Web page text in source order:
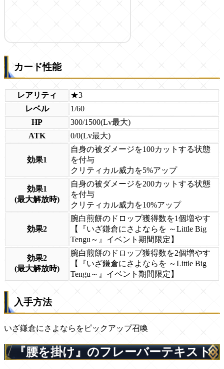
カード性能
レアリティ
★3
レベル
1/60
HP
300/1500(Lv最大)
ATK
0/0(Lv最大)
効果1
自身の被ダメージを100カットする状態
を付与
クリティカル威力を5%アップ
効果1
(最大解放時)
自身の被ダメージを200カットする状態
を付与
クリティカル威力を10%アップ
効果2
腕白煎餅のドロップ獲得数を1個増やす
【『いざ鎌倉にさよならを ～Little Big
Tengu～』イベント期間限定】
効果2
(最大解放時)
腕白煎餅のドロップ獲得数を2個増やす
【『いざ鎌倉にさよならを ～Little Big
Tengu～』イベント期間限定】
入手方法
いざ鎌倉にさよならをピックアップ召喚
『腰を掛け』のフレーバーテキスト